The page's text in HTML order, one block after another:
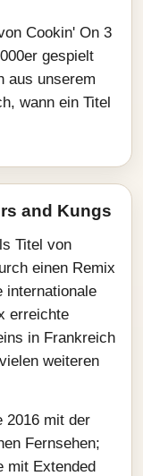
Cookin' On 3
gespielt
aus unserem
wann ein Titel
and Kungs
Titel von
einen Remix
internationale
erreichte
in Frankreich
weiteren
2016 mit der
Fernsehen;
mit Extended